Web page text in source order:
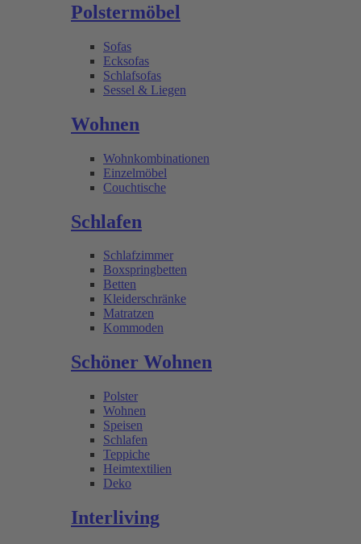
Polstermöbel
Sofas
Ecksofas
Schlafsofas
Sessel & Liegen
Wohnen
Wohnkombinationen
Einzelmöbel
Couchtische
Schlafen
Schlafzimmer
Boxspringbetten
Betten
Kleiderschränke
Matratzen
Kommoden
Schöner Wohnen
Polster
Wohnen
Speisen
Schlafen
Teppiche
Heimtextilien
Deko
Interliving